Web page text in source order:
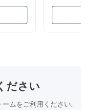
Coating
AISI
with
Value
MR, SPCC,
ださい
ムをご利用ください.